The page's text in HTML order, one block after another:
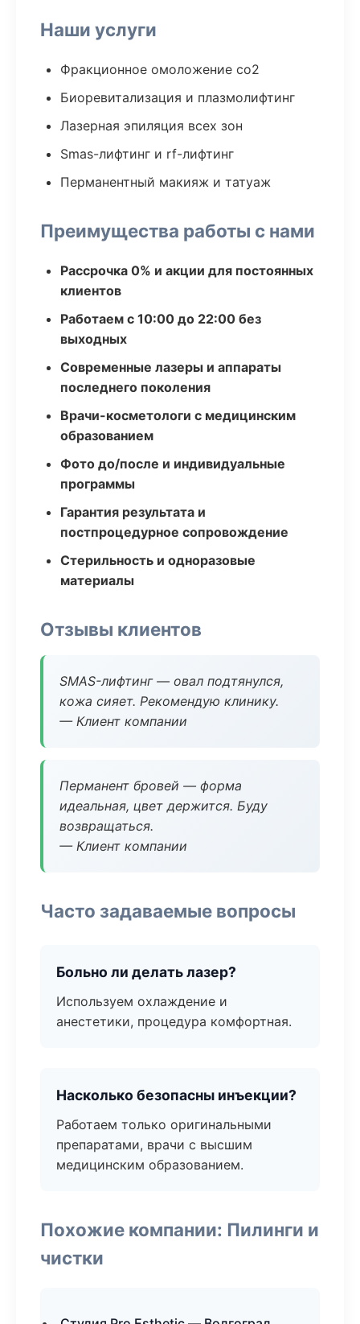
Наши услуги
Фракционное омоложение co2
Биоревитализация и плазмолифтинг
Лазерная эпиляция всех зон
Smas-лифтинг и rf-лифтинг
Перманентный макияж и татуаж
Преимущества работы с нами
Рассрочка 0% и акции для постоянных
клиентов
Работаем с 10:00 до 22:00 без
выходных
Современные лазеры и аппараты
последнего поколения
Врачи-косметологи с медицинским
образованием
Фото до/после и индивидуальные
программы
Гарантия результата и
постпроцедурное сопровождение
Стерильность и одноразовые
материалы
Отзывы клиентов
SMAS-лифтинг — овал подтянулся,
кожа сияет. Рекомендую клинику.
— Клиент компании
Перманент бровей — форма
идеальная, цвет держится. Буду
возвращаться.
— Клиент компании
Часто задаваемые вопросы
Больно ли делать лазер?
Используем охлаждение и
анестетики, процедура комфортная.
Насколько безопасны инъекции?
Работаем только оригинальными
препаратами, врачи с высшим
медицинским образованием.
Похожие компании: Пилинги и
чистки